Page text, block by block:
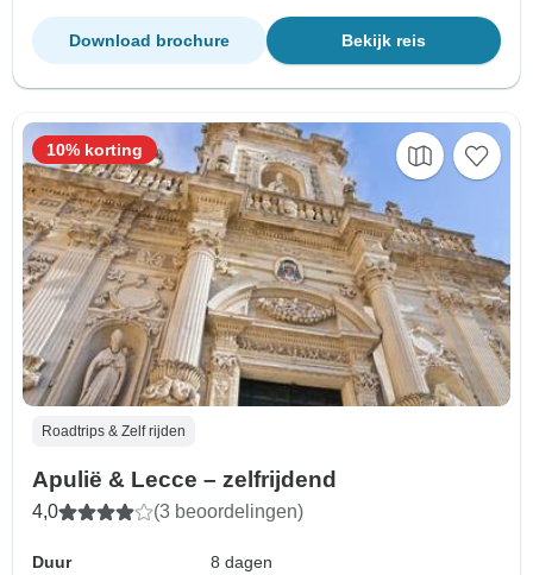
Bekijk reis
Download brochure
Roadtrips & Zelf rijden
Apulië & Lecce – zelfrijdend
4,0 (3 beoordelingen)
Duur 8 dagen
10% korting